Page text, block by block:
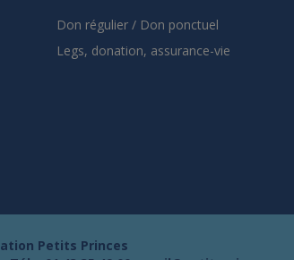
Don régulier / Don ponctuel
Legs, donation, assurance-vie
Petits Princes